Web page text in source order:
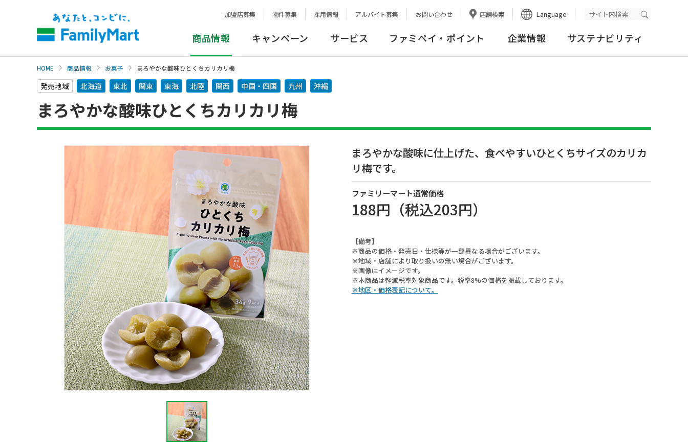
加盟店募集 物件募集 採用情報 アルバイト募集 お問い合わせ 店舗検索 Language 検索実行
商品情報 キャンペーン サービス ファミペイ・ポイント 企業情報 サステナビリティ
HOME 商品情報 お菓子 まろやかな酸味ひとくちカリカリ梅
発売地域 北海道 東北 関東 東海 北陸 関西 中国・四国 九州 沖縄
まろやかな酸味ひとくちカリカリ梅
まろやかな酸味に仕上げた、食べやすいひとくちサイズのカリカ
リ梅です。
ファミリーマート通常価格
188円 （税込203円）
【備考】
※商品の価格・発売日・仕様等が一部異なる場合がございます。
※地域・店舗により取り扱いの無い場合がございます。
※画像はイメージです。
※本商品は軽減税率対象商品です。税率8%の価格を掲載しております。
※地区・価格表記について。